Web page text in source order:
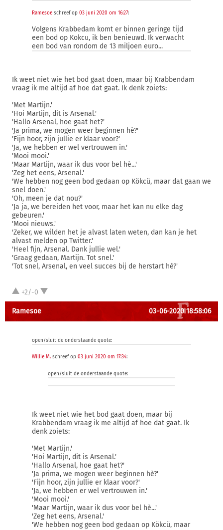
Ramesoe schreef op 03 juni 2020 om 16:27:
Volgens Krabbedam komt er binnen geringe tijd
een bod op Kokcu, ik ben benieuwd. Ik verwacht
een bod van rondom de 13 miljoen euro...
Ik weet niet wie het bod gaat doen, maar bij Krabbendam
vraag ik me altijd af hoe dat gaat. Ik denk zoiets:
'Met Martijn.'
'Hoi Martijn, dit is Arsenal.'
'Hallo Arsenal, hoe gaat het?'
'Ja prima, we mogen weer beginnen hè?'
'Fijn hoor, zijn jullie er klaar voor?'
'Ja, we hebben er wel vertrouwen in.'
'Mooi mooi.'
'Maar Martijn, waar ik dus voor bel hè...'
'Zeg het eens, Arsenal.'
'We hebben nog geen bod gedaan op Kökcü, maar dat gaan we
snel doen.'
'Oh, meen je dat nou?'
'Ja ja, we bereiden het voor, maar het kan nu elke dag
gebeuren.'
'Mooi nieuws.'
'Zeker, we wilden het je alvast laten weten, dan kan je het
alvast melden op Twitter.'
'Heel fijn, Arsenal. Dank jullie wel.'
'Graag gedaan, Martijn. Tot snel.'
'Tot snel, Arsenal, en veel succes bij de herstart hè?'
+2/-0
Ramesoe 03-06-2020 18:58:06
open/sluit de onderstaande quote:
Willie M. schreef op 03 juni 2020 om 17:34:
open/sluit de onderstaande quote:
Ik weet niet wie het bod gaat doen, maar bij
Krabbendam vraag ik me altijd af hoe dat gaat. Ik
denk zoiets:
'Met Martijn.'
'Hoi Martijn, dit is Arsenal.'
'Hallo Arsenal, hoe gaat het?'
'Ja prima, we mogen weer beginnen hè?'
'Fijn hoor, zijn jullie er klaar voor?'
'Ja, we hebben er wel vertrouwen in.'
'Mooi mooi.'
'Maar Martijn, waar ik dus voor bel hè...'
'Zeg het eens, Arsenal.'
'We hebben nog geen bod gedaan op Kökcü, maar